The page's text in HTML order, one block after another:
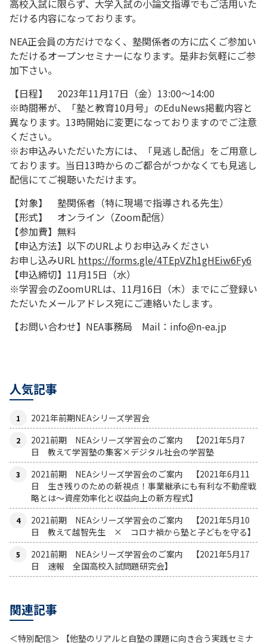
高校入試に限らず、大学入試の小論文指導でもご活用いた
だける内容になっております。
NEA正会員の方だけでなく、塾関係者の方に広くご参加い
ただけるオープンセミナーになります。是非お気軽にご参
加下さい。
【日程】 2023年11月17日（金）13:00～14:00
※時間帯が、「塾と教育10月号」のEduNews掲載内容と
異なります。13時開始に変更になっておりますのでご注意
ください。
※お申込みいただいた方には、「見逃し配信」をご用意し
ております。当日13時からのご都合がつかなくても見逃し
配信にてご視聴いただけます。
【対象】 塾関係者（特に現場で指導される先生）
【形式】 オンライン（Zoom配信）
【参加費】無料
【申込方法】以下のURLよりお申込みください
お申し込みURL https://forms.gle/4TEpVZh1gHEiw6Fy6
【申込締切】11月15日（水）
※学習会のZoomURLは、11月16日（木）までにご登録い
ただいたメールアドレス宛にご連絡いたします。
【お問い合わせ】NEA事務局 Mail：info@n-ea.jp
人気記事
2021年前期NEAシリーズ学習会
2021前期 NEAシリーズ学習会のご案内 【2021年5月7
日 教えて学習塾の集客×デジタル社会の学習塾
2021前期 NEAシリーズ学習会のご案内 【2021年6月11
日 生き残りのための新視点！事業継承にも有利な不動産戦
略とは〜資産効率化と収益向上の新方程式】
2021前期 NEAシリーズ学習会のご案内 【2021年5月10
日 教えて越智先生 × コロナ禍から塾と子どもを守る】
2021前期 NEAシリーズ学習会のご案内 【2021年5月17
日 速報 全国高校入試問題研究会】
関連記事
＜特別配信＞ 【他塾のリアルと自塾の課題に向き合う実践セミナ